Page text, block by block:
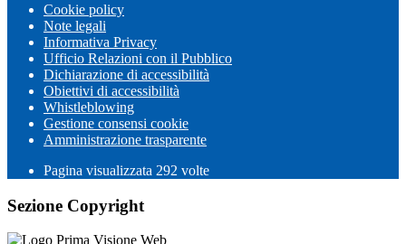
Cookie policy
Note legali
Informativa Privacy
Ufficio Relazioni con il Pubblico
Dichiarazione di accessibilità
Obiettivi di accessibilità
Whistleblowing
Gestione consensi cookie
Amministrazione trasparente
Pagina visualizzata 292 volte
Sezione Copyright